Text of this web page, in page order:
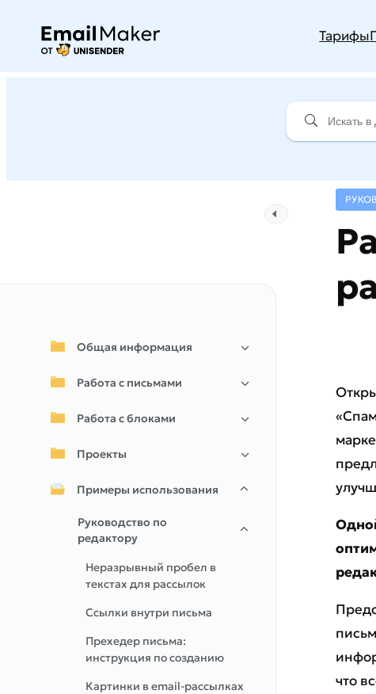
Тарифы
Общая информация
Работа с письмами
Работа с блоками
Проекты
Примеры использования
Руководство по
редактору
Неразрывный пробел в
текстах для рассылок
Ссылки внутри письма
Прехедер письма:
инструкция по созданию
Картинки в email-рассылках
что